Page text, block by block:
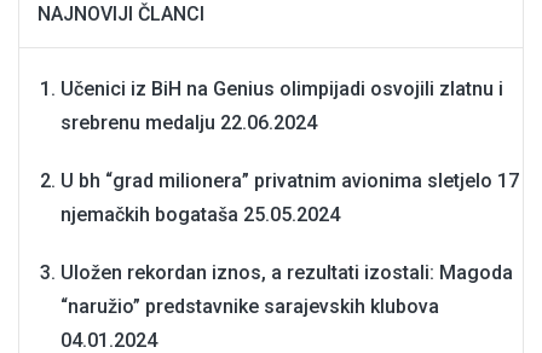
NAJNOVIJI ČLANCI
Učenici iz BiH na Genius olimpijadi osvojili zlatnu i
srebrenu medalju 22.06.2024
U bh “grad milionera” privatnim avionima sletjelo 17
njemačkih bogataša 25.05.2024
Uložen rekordan iznos, a rezultati izostali: Magoda
“naružio” predstavnike sarajevskih klubova
04.01.2024